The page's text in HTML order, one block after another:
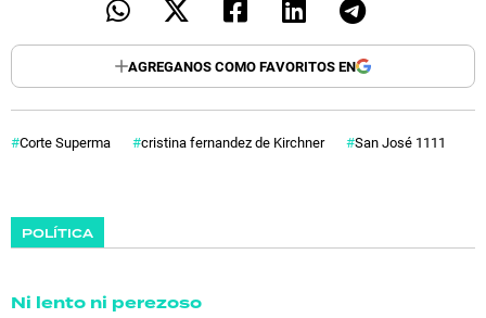
AGREGANOS COMO FAVORITOS EN
Corte Superma cristina fernandez de Kirchner San José 1111
POLÍTICA
Ni lento ni perezoso